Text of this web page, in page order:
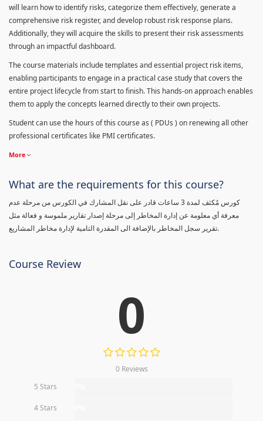
will learn how to identify risks, categorize them effectively, generate a
comprehensive risk register, and develop robust risk response plans.
Additionally, they will acquire the skills to present their risk assessments
through an impactful dashboard.
The course materials include templates and essential project risk items,
enabling participants to engage in a practical case study that covers the
entire project lifecycle from start to finish. This hands-on approach enables
them to apply the concepts learned directly to their own projects.
Student can use the hours of this course as ( PDUs ) on renewing all other
professional certificates like PMI certificates.
More
What are the requirements for this course?
كورس مٌكثف لمدة 3 ساعات قادر على نقل المشارك في الكورس من مرحلة عدم
معرفة أي معلومة عن إدارة المخاطر إلى مرحلة إصدار تقارير ملموسة و فعالة مثل
تقرير سجل المخاطر بالإضافة الى المقدرة التامية لإدارة مخاطر المشاريع.
Course Review
0
0 Reviews
5 Stars
4 Stars